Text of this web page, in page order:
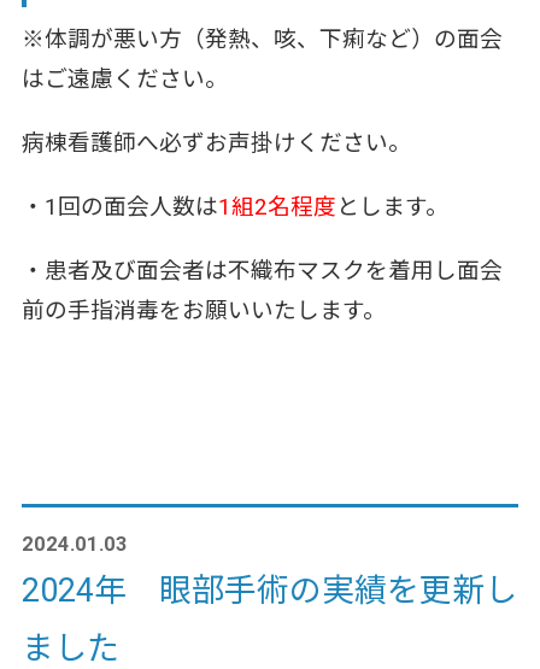
※体調が悪い方（発熱、咳、下痢など）の面会
はご遠慮ください。
病棟看護師へ必ずお声掛けください。
・1回の面会人数は1組2名程度 とします。
・患者及び面会者は不織布マスクを着用し面会
前の手指消毒をお願いいたします。
2024.01.03
2024年 眼部手術の実績を更新し
ました